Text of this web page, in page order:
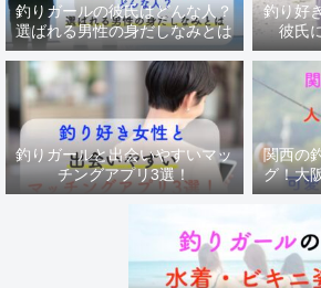
釣りガールの彼氏はどんな人？
選ばれる男性の身だしなみとは
釣り好
彼氏
釣りガールと出会いやすいマッ
チングアプリ3選！
関西の
グ！大